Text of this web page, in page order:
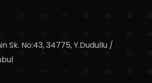
Sk. No:43, 34775, Y.Dudullu /